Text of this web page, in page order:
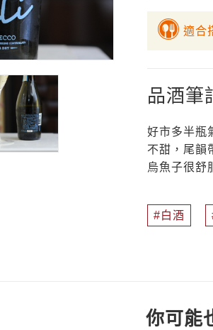
適合
品酒筆
好市多半瓶
不甜，尾韻
烏魚子很舒
白酒
你可能